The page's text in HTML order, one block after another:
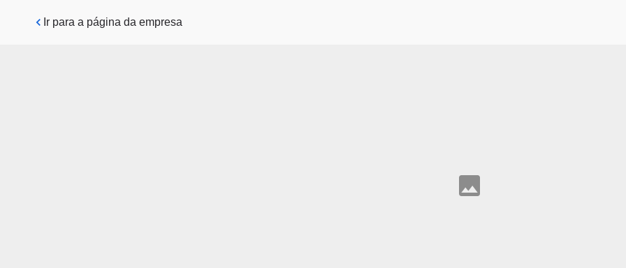
Pular para o conteúdo principal
Ir para a página da empresa